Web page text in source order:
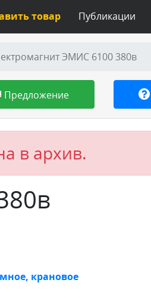
Публикации
товар
ЭМИС 6100 380в
Предложение
в архив.
крановое